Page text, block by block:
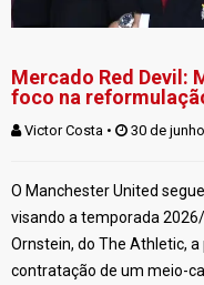
Mercado Red Devil:
foco na
Victor Costa • 30 de
O Manchester United
visando a temporada
Ornstein, do The Athletic,
contratação de um meio-